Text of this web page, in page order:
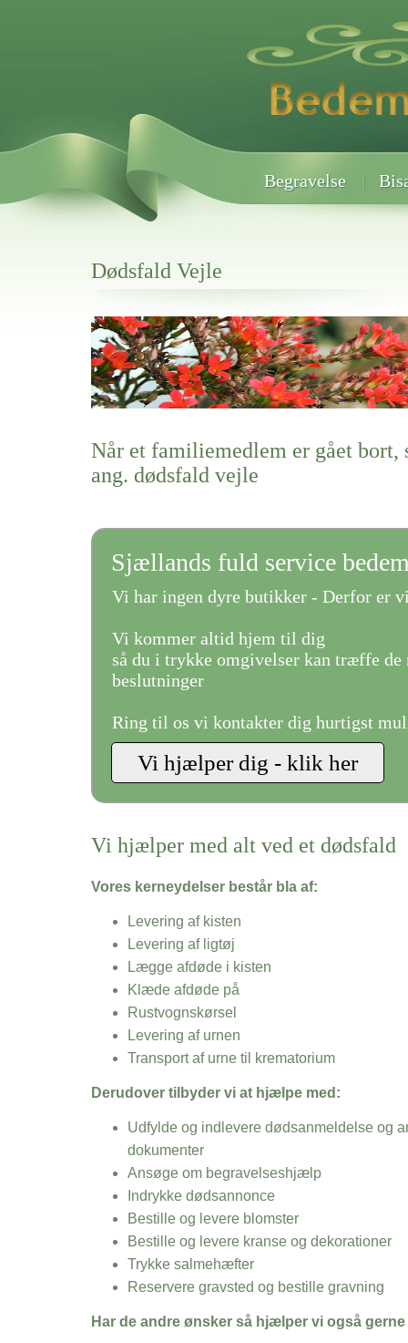
Begravelse
Dødsfald Vejle
Her hos os får du altid en god afslutning når det gælder
Dødsfald Vejle
vi hjælper i alle faser af begravelsel
Når et familiemedlem er gået bort,
ang. dødsfald vejle
Sjællands fuld service
Vi har ingen dyre butikker - Derfor er
Vi kommer altid hjem til dig
så du i trykke omgivelser kan træffe de
beslutninger
Ring til os vi kontakter dig hurtigst
Vi hjælper med alt ved et dødsfald
Vores kerneydelser består bla af:
Levering af kisten
Levering af ligtøj
Lægge afdøde i kisten
Klæde afdøde på
Rustvognskørsel
Levering af urnen
Transport af urne til krematorium
Derudover tilbyder vi at hjælpe med:
Udfylde og indlevere dødsanmeldelse og
dokumenter
Ansøge om begravelseshjælp
Indrykke dødsannonce
Bestille og levere blomster
Bestille og levere kranse og dekorationer
Trykke salmehæfter
Reservere gravsted og bestille gravning
Har de andre ønsker så hjælper vi også gerne